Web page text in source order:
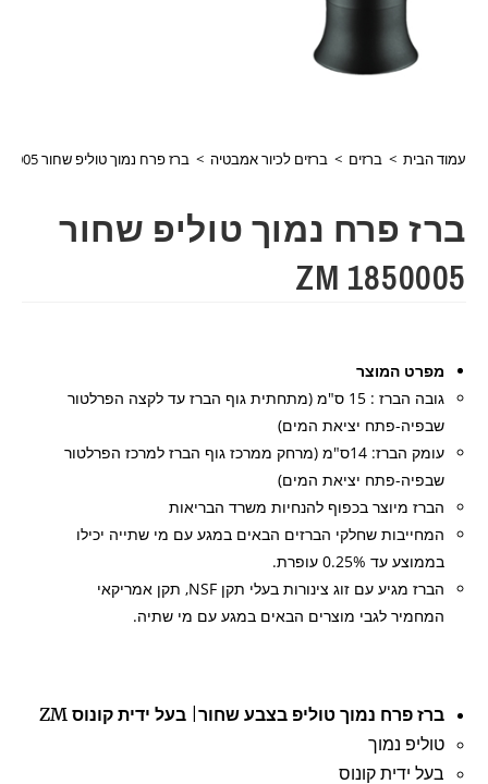
עמוד הבית > ברזים > ברזים לכיור אמבטיה > ברז פרח נמוך טוליפ שחור 1850005 ZM
ברז פרח נמוך טוליפ שחור
1850005 ZM
מפרט המוצר
גובה הברז : 15 ס"מ (מתחתית גוף הברז עד לקצה הפרלטור
שבפיה-פתח יציאת המים)
עומק הברז: 14ס"מ (מרחק ממרכז גוף הברז למרכז הפרלטור
שבפיה-פתח יציאת המים)
הברז מיוצר בכפוף להנחיות משרד הבריאות
המחייבות שחלקי הברזים הבאים במגע עם מי שתייה יכילו
בממוצע עד 0.25% עופרת.
הברז מגיע עם זוג צינורות בעלי תקן NSF, תקן אמריקאי
המחמיר לגבי מוצרים הבאים במגע עם מי שתיה.
ברז פרח נמוך טוליפ בצבע שחור| בעל ידית קונוס ZM
טוליפ נמוך
בעל ידית קונוס